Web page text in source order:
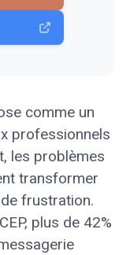
comme un
professionnels
les problèmes
transformer
frustration.
plus de 42%